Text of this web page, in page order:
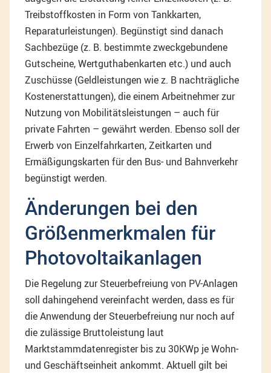
Treibstoffkosten in Form von Tankkarten,
Reparaturleistungen). Begünstigt sind danach
Sachbezüge (z. B. bestimmte zweckgebundene
Gutscheine, Wertguthabenkarten etc.) und auch
Zuschüsse (Geldleistungen wie z. B nachträgliche
Kostenerstattungen), die einem Arbeitnehmer zur
Nutzung von Mobilitätsleistungen – auch für
private Fahrten – gewährt werden. Ebenso soll der
Erwerb von Einzelfahrkarten, Zeitkarten und
Ermäßigungskarten für den Bus- und Bahnverkehr
begünstigt werden.
Änderungen bei den
Größenmerkmalen für
Photovoltaikanlagen
Die Regelung zur Steuerbefreiung von PV-Anlagen
soll dahingehend vereinfacht werden, dass es für
die Anwendung der Steuerbefreiung nur noch auf
die zulässige Bruttoleistung laut
Marktstammdatenregister bis zu 30KWp je Wohn-
und Geschäftseinheit ankommt. Aktuell gilt bei